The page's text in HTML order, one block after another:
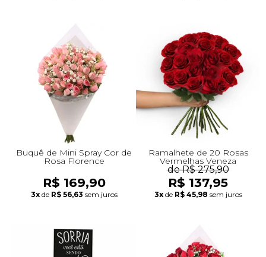
Buquê de Mini Spray Cor de
Rosa Florence
R$ 169,90
3x de R$ 56,63 sem juros
Ramalhete de 20 Rosas
Vermelhas Veneza
de R$ 275,90
R$ 137,95
3x de R$ 45,98 sem juros